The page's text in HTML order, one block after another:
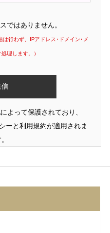
ではありません。
は行わず、IPアドレス･ドメイン･メ
理します。）
よって保護されており、
ーと利用規約が適用されま